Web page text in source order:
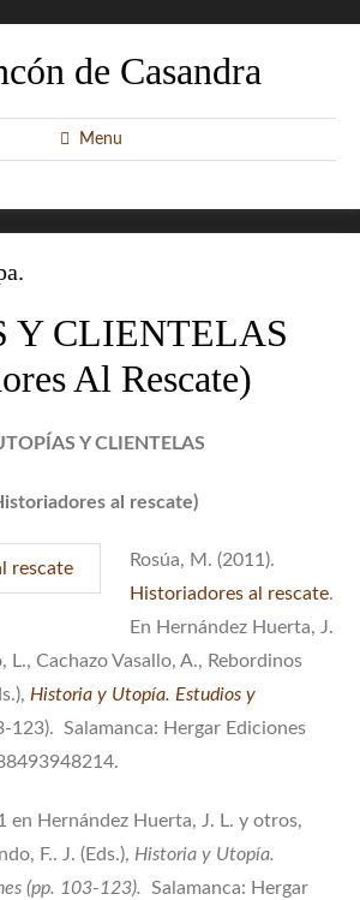
de Casandra
Menu
Y CLIENTELAS
Al Rescate)
Y CLIENTELAS
al rescate)
Rosúa, M. (2011).
Historiadores al rescate.
En Hernández Huerta, J.
L., Cachazo Vasallo, A., Rebordinos
Historia y Utopía. Estudios y
123). Salamanca: Hergar Ediciones
en Hernández Huerta, J. L. y otros,
F.. J. (Eds.), Historia y Utopía.
(pp. 103-123). Salamanca: Hergar